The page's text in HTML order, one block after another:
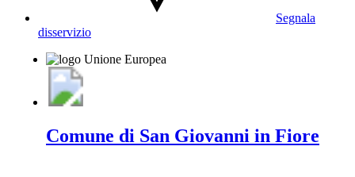
Segnala
disservizio
Comune di San Giovanni in Fiore